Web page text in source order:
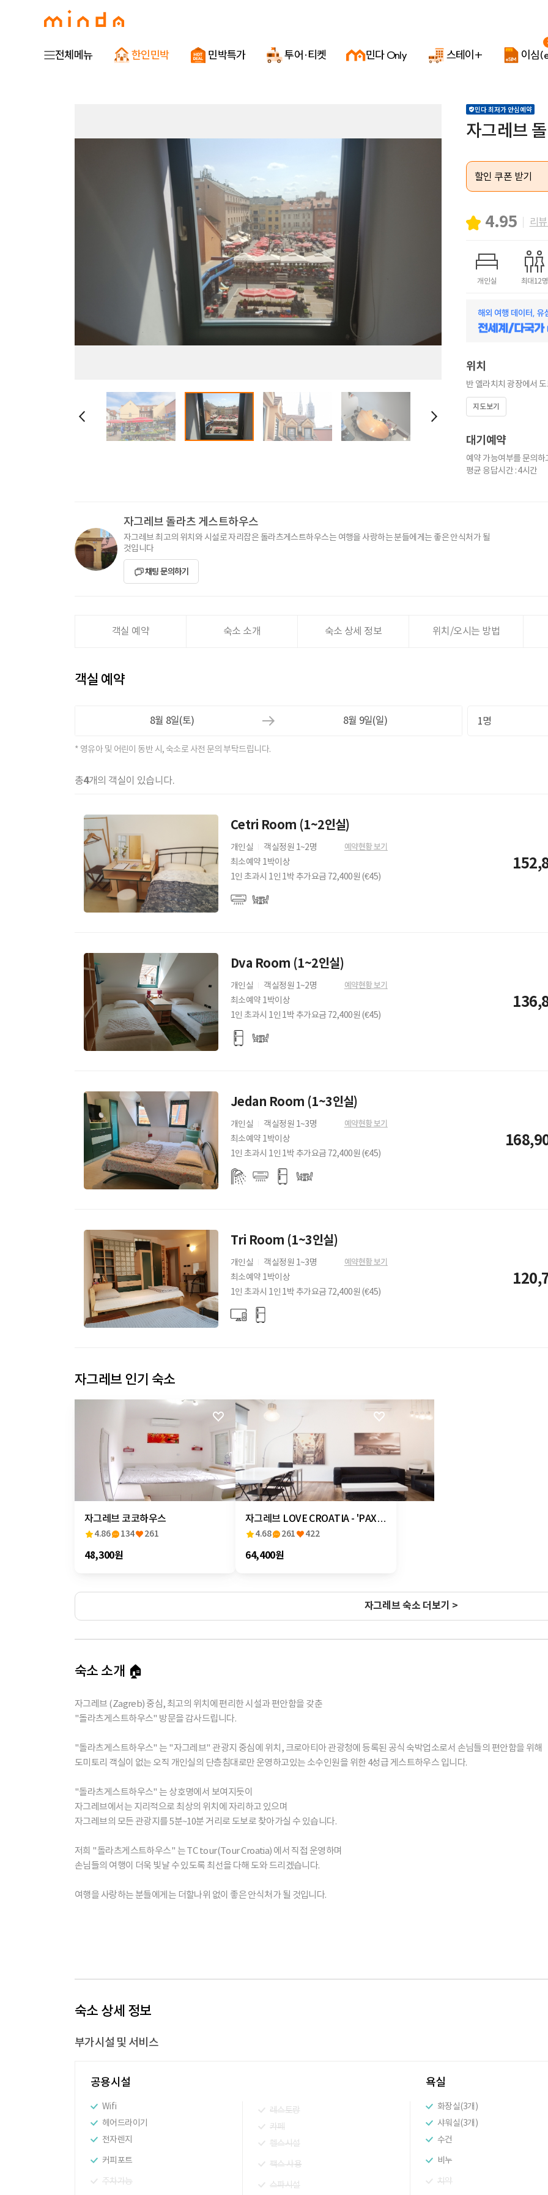
전체메뉴 한인민박 민박특가 투어·티켓 민다 Only 스테이+ 이심
민다 최저가 안심예약
자그레브
할인 쿠폰 받기
4.95 리
개인실 최대 12명
위치
반 옐라치치 광장에서
지도보기
대기예약
예약 가능여부를 문의하
평균 응답시간 : 4시간
자그레브 돌라츠 게스트하우스
자그레브 최고의 위치와 시설로 자리잡은 돌라츠게스트하우스는 여행을 사랑하는 분들에게는 좋은 안식처가 될
것입니다
채팅 문의하기
객실 예약 숙소 소개 숙소 상세 정보 위치/오시는 방법
객실 예약
1명
* 영유아 및 어린이 동반 시, 숙소로 사전 문의 부탁드립니다.
총4개의 객실이 있습니다.
Cetri Room (1~2인실)
개인실 객실정원 1~2명
예약현황 보기
최소예약 1박이상
1인 초과시 1인 1박 추가요금 72,400원 (€45)
Dva Room (1~2인실)
개인실 객실정원 1~2명
예약현황 보기
최소예약 1박이상
1인 초과시 1인 1박 추가요금 72,400원 (€45)
Jedan Room (1~3인실)
개인실 객실정원 1~3명
예약현황 보기
최소예약 1박이상
1인 초과시 1인 1박 추가요금 72,400원 (€45)
Tri Room (1~3인실)
개인실 객실정원 1~3명
예약현황 보기
최소예약 1박이상
1인 초과시 1인 1박 추가요금 72,400원 (€45)
자그레브 인기 숙소
자그레브 코코하우스
4.86 134 261
48,300원
자그레브 LOVE CROATIA - 'PAX
NEST'
4.68 261 422
64,400원
자그레브 숙소 더보기 >
숙소 소개 🏠
자그레브 (Zagreb) 중심, 최고의 위치에 편리한 시설과 편안함을 갖춘
"돌라츠게스트하우스" 방문을 감사드립니다.
"돌라츠게스트하우스" 는 "자그레브" 관광지 중심에 위치, 크로아티아 관광청에 등록된 공식 숙박업소로서 손님들의 편안함을 위해
도미토리 객실이 없는 오직 개인실의 단층침대로만 운영하고있는 소수인원을 위한 4성급 게스트하우스 입니다.
"돌라츠게스트하우스" 는 상호명에서 보여지듯이
자그레브에서는 지리적으로 최상의 위치에 자리하고 있으며
자그레브의 모든 관광지를 5분~10분 거리로 도보로 찾아가실 수 있습니다.
저희 "돌라츠게스트하우스" 는 TC tour(Tour Croatia) 에서 직접 운영하며
손님들의 여행이 더욱 빛날 수 있도록 최선을 다해 도와 드리겠습니다.
여행을 사랑하는 분들에게는 더할나위 없이 좋은 안식처가 될 것입니다.
숙소 상세 정보
부가시설 및 서비스
공용시설
Wifi
헤어드라이기
전자렌지
커피포트
주차가능
레스토랑
카페
헬스시설
팩스 사용
스파시설
욕실
화장실(3개)
샤워실(3개)
수건
비누
치약